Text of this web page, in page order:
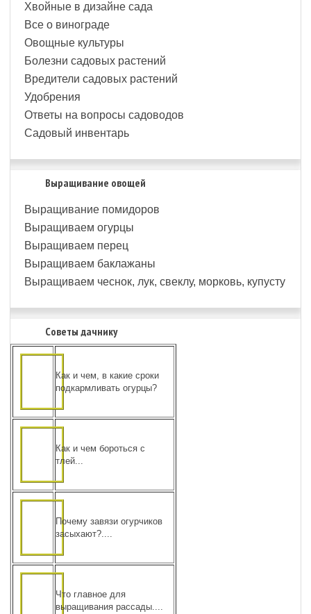
Хвойные в дизайне сада
Все о винограде
Овощные культуры
Болезни садовых растений
Вредители садовых растений
Удобрения
Ответы на вопросы садоводов
Садовый инвентарь
Выращивание овощей
Выращивание помидоров
Выращиваем огурцы
Выращиваем перец
Выращиваем баклажаны
Выращиваем чеснок, лук, свеклу, морковь, купусту
Советы дачнику
Как и чем, в какие сроки
подкармливать огурцы?
Как и чем бороться с
тлей...
Почему завязи огурчиков
засыхают?....
Что главное для
выращивания рассады....